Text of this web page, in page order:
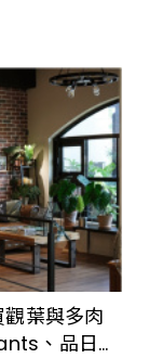
機機型！Find
點一次看
葉與多肉
、品日